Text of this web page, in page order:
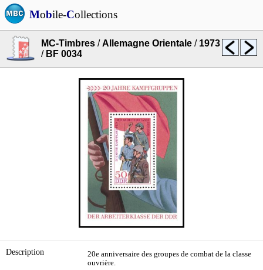
Mobile-Collections
MC-Timbres /Allemagne Orientale / 1973
/ BF 0034
Description
20e anniversaire des groupes de combat de la classe
ouvrière.